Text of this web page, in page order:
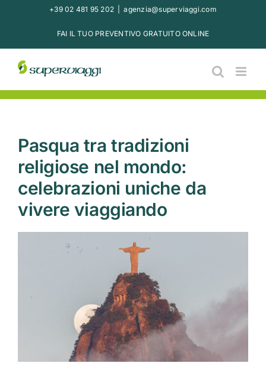
+39 02 481 95 202 agenzia@superviaggi.com
FAI IL TUO PREVENTIVO GRATUITO ONLINE
Pasqua tra tradizioni
religiose nel mondo:
celebrazioni uniche da
vivere viaggiando